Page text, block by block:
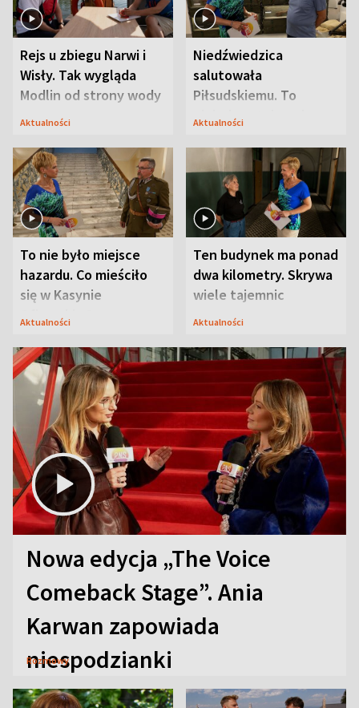
Rejs u zbiegu Narwi i
Wisły. Tak wygląda
Modlin od strony wody
Aktualności
Niedźwiedzica
salutowała
Piłsudskiemu. To
niejedyna tajemnica
Aktualności
To nie było miejsce
hazardu. Co mieściło
się w Kasynie
Oficerskim?
Aktualności
Ten budynek ma ponad
dwa kilometry. Skrywa
wiele tajemnic
Aktualności
Nowa edycja „The Voice
Comeback Stage”. Ania
Karwan zapowiada
niespodzianki
Rozmowy